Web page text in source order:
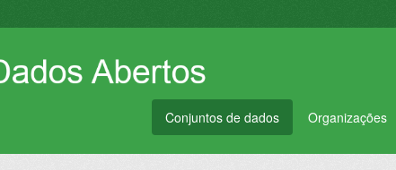
Conjuntos de dados Organizações